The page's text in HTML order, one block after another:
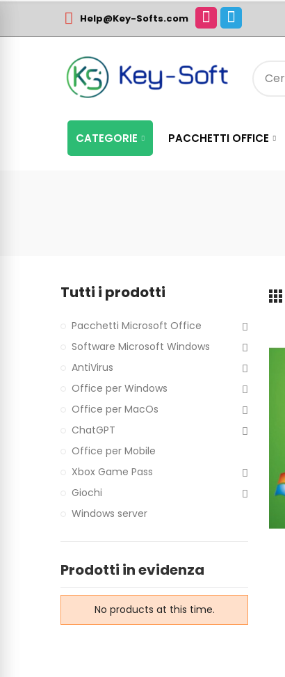
Help@Key-Softs.com
CATEGORIE PACCHETTI OFFICE
Tutti i prodotti
Pacchetti Microsoft Office
Software Microsoft Windows
AntiVirus
Office per Windows
Office per MacOs
ChatGPT
Office per Mobile
Xbox Game Pass
Giochi
Windows server
Prodotti in evidenza
No products at this time.